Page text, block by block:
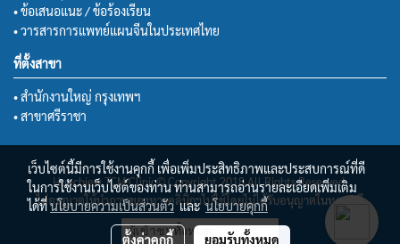
• ข้อเสนอแนะ / ข้อร้องเรียน
• วารสารการแพทย์แผนจีนในประเทศไทย
ที่ตั้งสาขา
• สำนักงานใหญ่ กรุงเทพฯ
• สาขาศรีราชา
Huachiew TCM Clinic© Copyright 2018 All Rights Reserved.
ไม่อนุญาตให้นำภาพของทางคลินิกฯไปใช้โดยไม่ได้รับอนุญาตในทุกกรณี
ผู้เข้าชมทั้งหมด
เว็บไซต์นี้มีการใช้งานคุกกี้ เพื่อเพิ่มประสิทธิภาพและประสบการณ์ที่ดี
ในการใช้งานเว็บไซต์ของท่าน ท่านสามารถอ่านรายละเอียดเพิ่มเติม
ได้ที่นโยบายความเป็นส่วนตัวและนโยบายคุกกี้
ตั้งค่าคุกกี้ ยอมรับทั้งหมด